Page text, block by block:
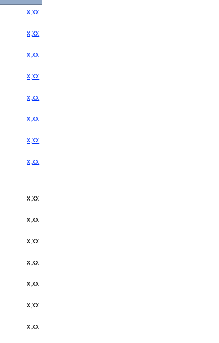
x,xx
x,xx
x,xx
x,xx
x,xx
x,xx
x,xx
x,xx
x,xx
x,xx
x,xx
x,xx
x,xx
x,xx
x,xx